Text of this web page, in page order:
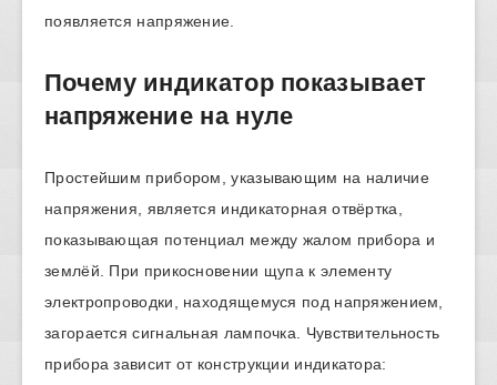
появляется напряжение.
Почему индикатор показывает
напряжение на нуле
Простейшим прибором, указывающим на наличие
напряжения, является индикаторная отвёртка,
показывающая потенциал между жалом прибора и
землёй. При прикосновении щупа к элементу
электропроводки, находящемуся под напряжением,
загорается сигнальная лампочка. Чувствительность
прибора зависит от конструкции индикатора: